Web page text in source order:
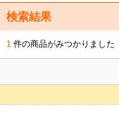
検索結果
1 件の商品がみつかりました